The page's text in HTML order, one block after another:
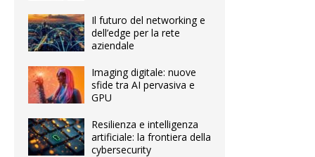
Il futuro del networking e
dell’edge per la rete
aziendale
Imaging digitale: nuove
sfide tra AI pervasiva e
GPU
Resilienza e intelligenza
artificiale: la frontiera della
cybersecurity